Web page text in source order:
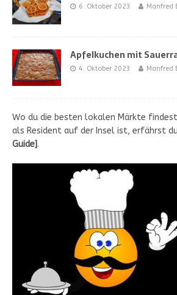
6. Oktober 2023 Manfred
Apfelkuchen mit
4. Oktober 2023 Manfred
Wo du die besten lokalen Märkte
als Resident auf der Insel ist, erfährst
Guide].